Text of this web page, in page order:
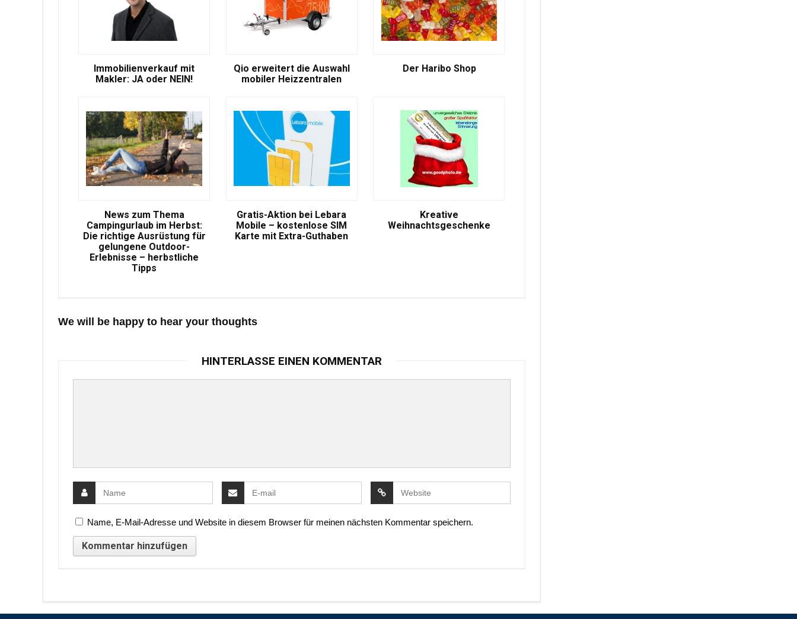
Immobilienverkauf mit
Makler: JA oder NEIN!
Qio erweitert die Auswahl
mobiler Heizzentralen
Der Haribo Shop
News zum Thema
Campingurlaub im Herbst:
Die richtige Ausrüstung für
gelungene Outdoor-
Erlebnisse – herbstliche
Tipps
Gratis-Aktion bei Lebara
Mobile – kostenlose SIM
Karte mit Extra-Guthaben
Kreative
Weihnachtsgeschenke
We will be happy to hear your thoughts
HINTERLASSE EINEN KOMMENTAR
Name, E-Mail-Adresse und Website in diesem Browser für meinen nächsten Kommentar speichern.